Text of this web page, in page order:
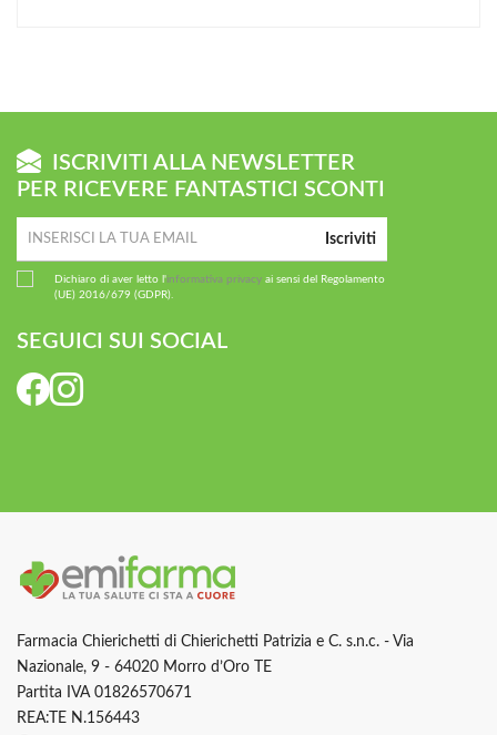
ISCRIVITI ALLA NEWSLETTER
PER RICEVERE FANTASTICI SCONTI
Iscriviti
Dichiaro di aver letto l'informativa privacy ai sensi del Regolamento
(UE) 2016/679 (GDPR).
SEGUICI SUI SOCIAL
Farmacia Chierichetti di Chierichetti Patrizia e C. s.n.c. - Via
Nazionale, 9 - 64020 Morro d’Oro TE
Partita IVA 01826570671
REA:TE N.156443